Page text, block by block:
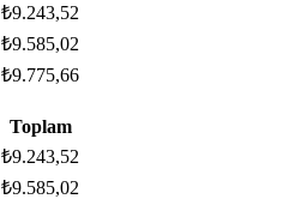
₺9.243,52
₺9.585,02
₺9.775,66
Toplam
₺9.243,52
₺9.585,02